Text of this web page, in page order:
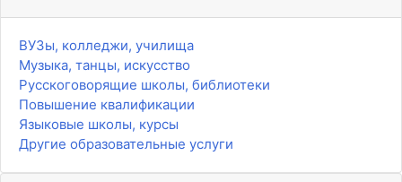
ВУЗы, колледжи, училища
Музыка, танцы, искусство
Русскоговорящие школы, библиотеки
Повышение квалификации
Языковые школы, курсы
Другие образовательные услуги